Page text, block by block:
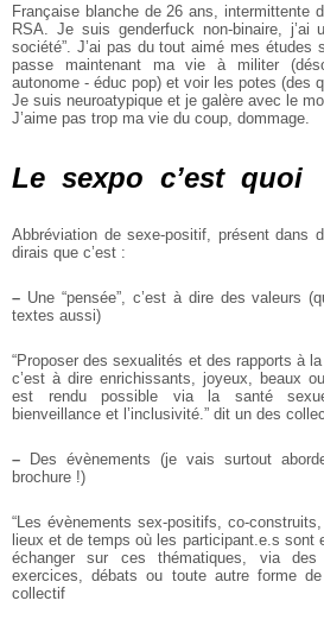
Française blanche de 26 ans, intermittente
RSA. Je suis genderfuck non-binaire, j’ai
société”. J’ai pas du tout aimé mes études
passe maintenant ma vie à militer
autonome - éduc pop) et voir les potes (des
Je suis neuroatypique et je galère avec le
J’aime pas trop ma vie du coup, dommage.
Le sexpo c’est quoi
Abbréviation de sexe-positif, présent dans
dirais que c’est :
– Une “pensée”, c’est à dire des valeurs
textes aussi)
“Proposer des sexualités et des rapports à
c’est à dire enrichissants, joyeux, beaux
est rendu possible via la santé
bienveillance et l’inclusivité.” dit un des
– Des évènements (je vais surtout
brochure !)
“Les évènements sex-positifs, co-
lieux et de tempsoù les participant.e.s sont
échanger sur ces thématiques, via des
exercices, débats ou toute autre forme
collectif